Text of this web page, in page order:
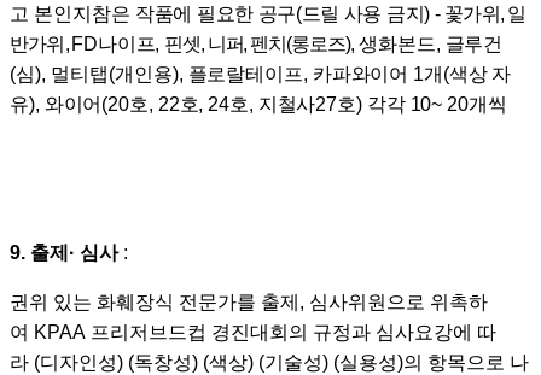
고 본인지참은 작품에 필요한 공구(드릴 사용 금지) - 꽃가위, 일
반가위 , FD나이프, 핀셋, 니퍼, 펜치(롱로즈), 생화본드, 글루건
(심), 멀티탭(개인용), 플로랄테이프, 카파와이어 1개(색상 자
유), 와이어(20호, 22호, 24호, 지철사27호) 각각 10~ 20개씩
9. 출제 · 심사 :
권위 있는 화훼장식 전문가를 출제 , 심사위원으로 위촉하
여 KPAA 프리저브드컵 경진대회의 규정과 심사요강에 따
라 (디자인성) (독창성) (색상) (기술성) (실용성)의 항목으로 나